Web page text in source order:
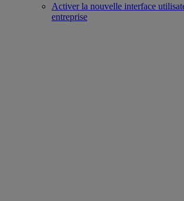
Activer la nouvelle interface
entreprise